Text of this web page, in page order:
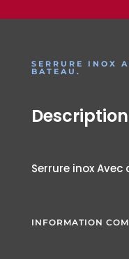
SERRURE INOX
BATEAU.
Serrure inox
INFORMATION